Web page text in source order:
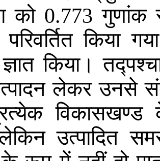
को0.773गुणांक
परिवर्तित किया गया
ज्ञात किया।
लेकर उनसे
विकासखण्ड
उत्पादित